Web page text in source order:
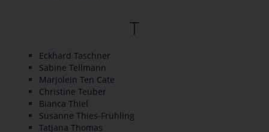
T
Eckhard Taschner
Sabine Tellmann
Marjolein Ten Cate
Christine Teuber
Bianca Thiel
Susanne Thies-Frühling
Tatjana Thomas